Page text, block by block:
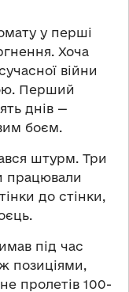
у перші
Хоча
війни
Перший
днів —
боєм.
штурм. Три
працювали
до стінки,
під час
позиціями,
пролетів 100-